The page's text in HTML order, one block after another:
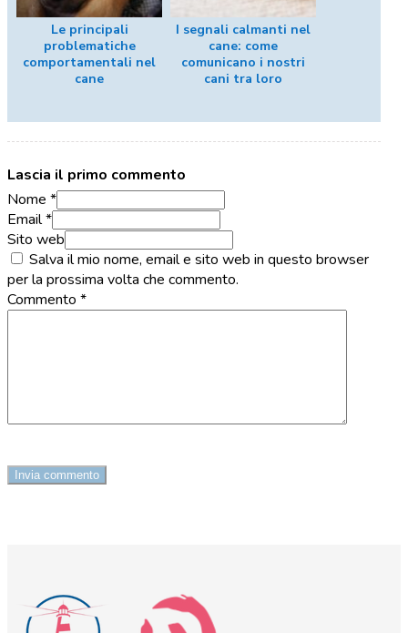
Le principali
problematiche
comportamentali nel
cane
I segnali calmanti nel
cane: come
comunicano i nostri
cani tra loro
Lascia il primo commento
Nome *
Email *
Sito web
Salva il mio nome, email e sito web in questo browser
per la prossima volta che commento.
Commento *